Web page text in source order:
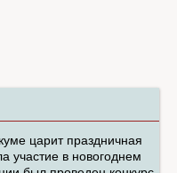
царит праздничная
участие в новогоднем